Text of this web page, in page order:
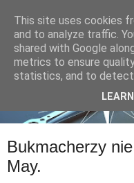
Bukmacherzy
May.
This site uses cookies
and to analyze traffic.
shared with Google
metrics to ensure
statistics, and to detect